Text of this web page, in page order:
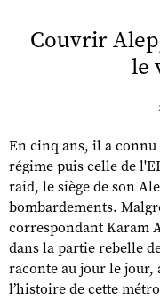
Couvrir
le
En cinq ans, il a
régime puis celle de
raid, le siège de son
bombardements.
correspondant Karam
dans la partie rebelle
raconte au jour le jour,
l’histoire de cette